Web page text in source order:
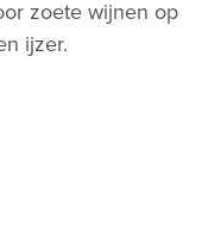
zoete wijnen op
ijzer.